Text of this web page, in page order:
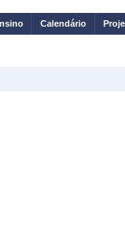
Calendário